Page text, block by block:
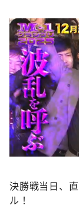
決勝戦当日、
ル！